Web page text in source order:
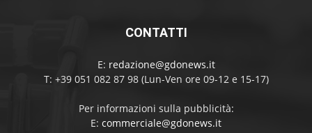
CONTATTI
E: redazione@gdonews.it
T: +39 051 082 87 98 (Lun-Ven ore 09-12 e 15-17)
Per informazioni sulla pubblicità:
E: commerciale@gdonews.it